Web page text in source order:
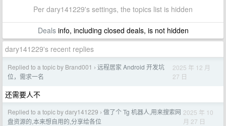
Per dary141229's settings, the topics list is hidden
Dealsinfo, including closed deals, is not hidden
dary141229's recent replies
Replied to a topic by Brand001 › 远程居家 Android 开发坑
位，需求一名
2025 年 12 月
27 日
还需要人不
Replied to a topic by dary141229 › 做了个 Tg 机器人,用来搜索网
盘资源的,本来想自用的,分享给各位
2025 年 10
月 27 日